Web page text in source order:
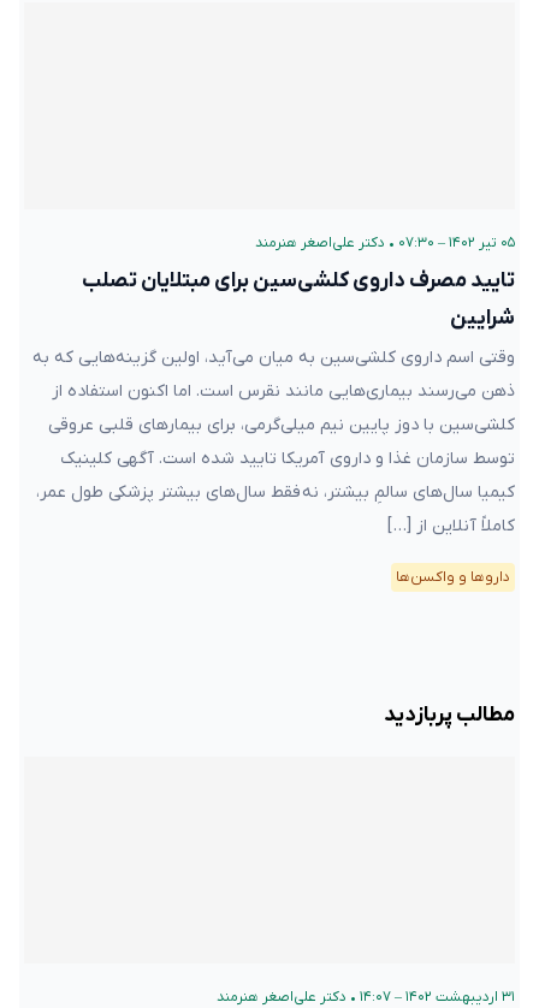
۰۵ تیر ۱۴۰۲ – ۰۷:۳۰ • دکتر علی‌اصغر هنرمند
تایید مصرف داروی کلشی‌سین برای مبتلایان تصلب
شرایین
وقتی اسم داروی کلشی‌سین به میان می‌آید، اولین گزینه‌هایی که به
ذهن‌ می‌رسند بیماری‌هایی مانند نقرس است. اما اکنون استفاده از
کلشی‌سین با دوز پایین نیم میلی‌گرمی، برای بیمارهای قلبی عروقی
توسط سازمان غذا و داروی آمریکا تایید شده است. آگهی کلینیک
کیمیا سال‌های سالمِ بیشتر، نه فقط سال‌های بیشتر پزشکی طول عمر،
کاملاً آنلاین از […]
دارو‌ها و واکسن‌ها
مطالب پربازدید
۳۱ اردیبهشت ۱۴۰۲ – ۱۴:۰۷ • دکتر علی‌اصغر هنرمند